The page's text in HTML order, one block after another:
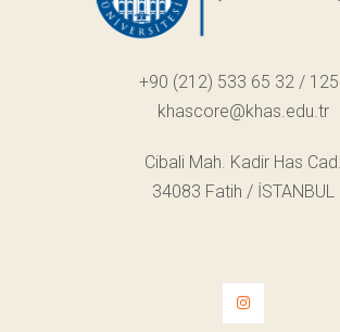
+90 (212) 533 65 32 /
khascore@khas.edu.tr
Cibali Mah. Kadir Has Cad.
34083 Fatih / İSTANBUL